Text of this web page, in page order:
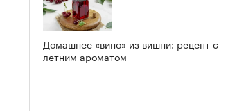
Домашнее «вино» из вишни: рецепт с
летним ароматом